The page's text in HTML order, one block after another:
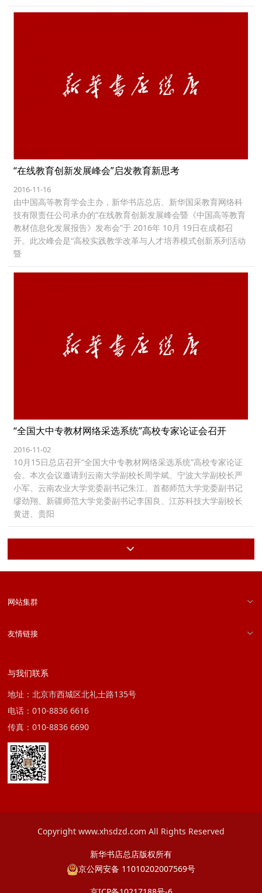
“在线教育创新发展峰会”启发教育新思考
2016-11-16
由中国高等教育学会主办，新华书店总店、新华国采教育网络科
技有限责任公司承办的“在线教育创新发展峰会暨《中国高等教育
教材信息化发展报告》发布会”于 2016年 10月 19日在成都召
开。此次峰会是“高校实践教学改革与人才培养模式创新系列活动
暨
“全国大中专教材网络采选系统”高校专家论证会召开
2016-11-02
10月15日总店召开“全国大中专教材网络采选系统”高校专家论证
会。本次会议邀请到云南大学副校长周学斌、宁波大学副校长严
小军、云南农业大学党委副书记朱江、首都师范大学党委副书记
缪劲翔、新疆师范大学党委副书记李国良、江苏科技大学副校长
黄进、贵阳
网站集群
友情链接
与我们联系
地址：北京市西城区北礼士路135号
电话：010-8836 6616
传真：010-8836 6690
Copyright www.xhsdzd.com All Rights Reserved
新华书店总店版权所有
京公网安备 11010202007569号